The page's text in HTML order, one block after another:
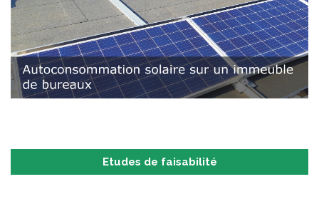
Etudes de faisabilité